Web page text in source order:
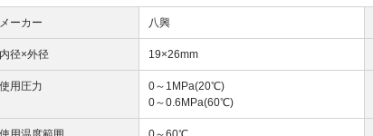
メーカー 八興
内径×外径 19×26mm
使用圧力
0～1MPa(20℃)
0～0.6MPa(60℃)